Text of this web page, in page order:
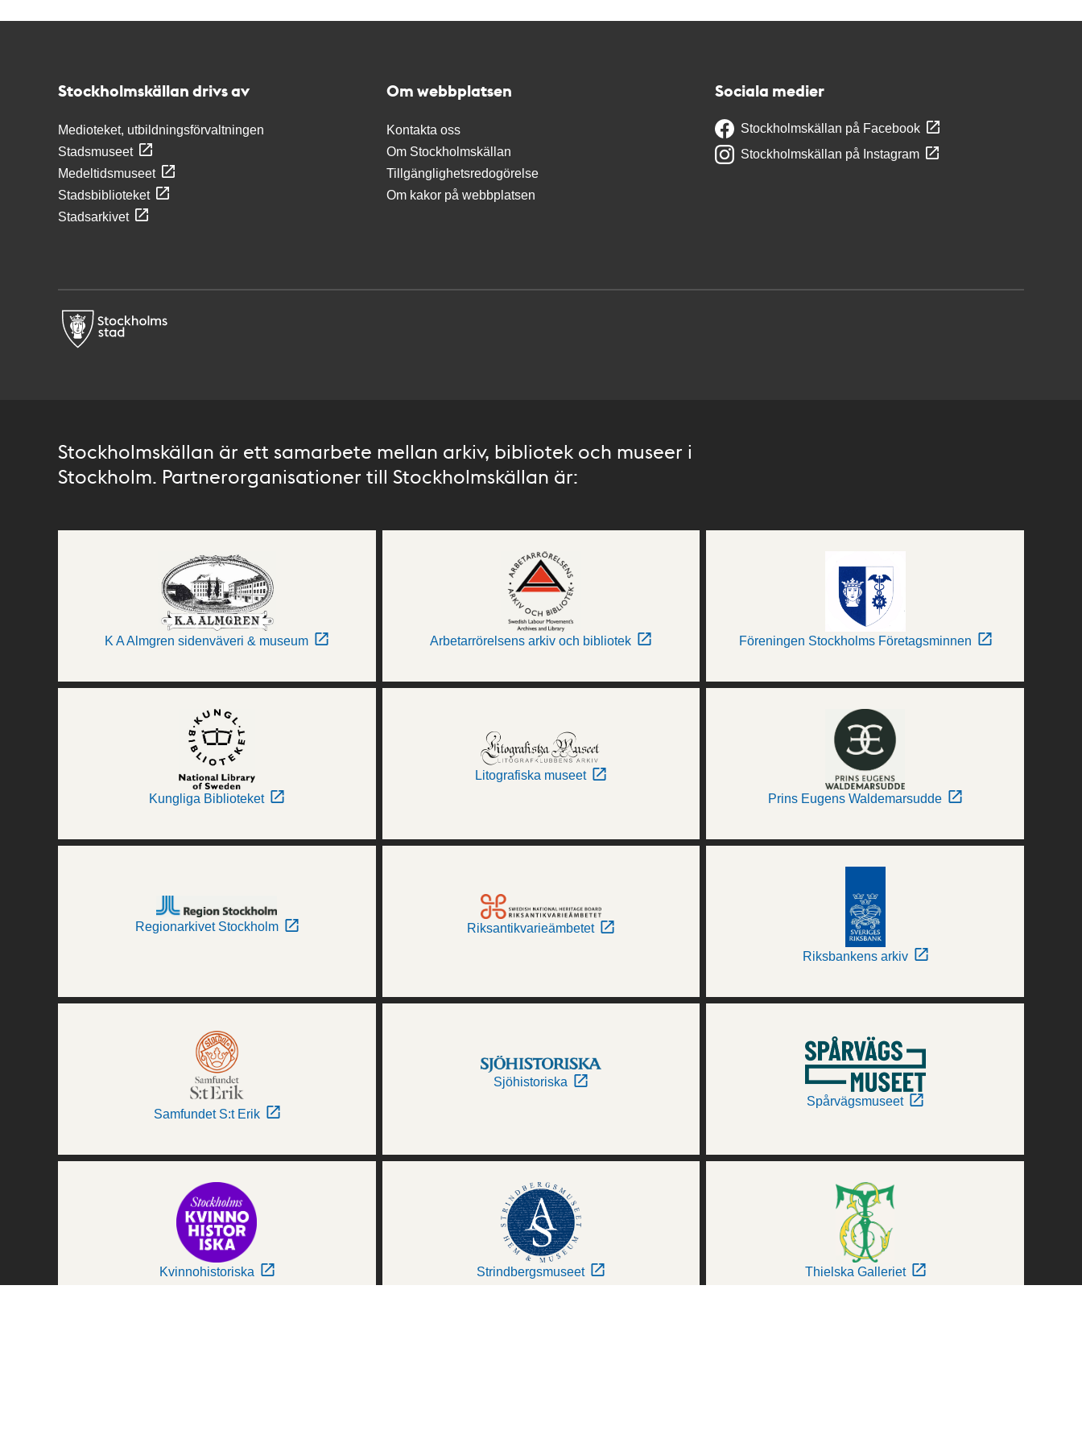
Stockholmskällan drivs av
Medioteket, utbildningsförvaltningen
Stadsmuseet
Medeltidsmuseet
Stadsbiblioteket
Stadsarkivet
Om webbplatsen
Kontakta oss
Om Stockholmskällan
Tillgänglighetsredogörelse
Om kakor på webbplatsen
Sociala medier
Stockholmskällan på Facebook
Stockholmskällan på Instagram
Stockholmskällan är ett samarbete mellan arkiv, bibliotek och museer i
Stockholm. Partnerorganisationer till Stockholmskällan är:
K A Almgren sidenväveri & museum Arbetarrörelsens arkiv och bibliotek Föreningen Stockholms Företagsminnen
Kungliga Biblioteket
Litografiska museet
Prins Eugens Waldemarsudde
Regionarkivet Stockholm Riksantikvarieämbetet
Riksbankens arkiv
Samfundet S:t Erik
Sjöhistoriska
Spårvägsmuseet
Kvinnohistoriska Strindbergsmuseet Thielska Galleriet